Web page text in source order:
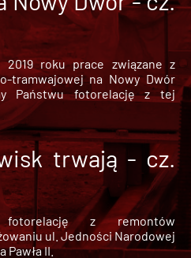
2019 roku prace związane z
tramwajowej na Nowy Dwór
Państwu fotorelację z tej
trwają - cz.
fotorelację z remontów
ul. Jedności Narodowej
Pawła II.